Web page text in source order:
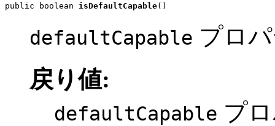
public boolean isDefaultCapable()
defaultCapable プロ
戻り値:
defaultCapable プ